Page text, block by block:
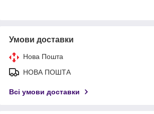
Умови доставки
Нова Пошта
НОВА ПОШТА
Всі умови доставки